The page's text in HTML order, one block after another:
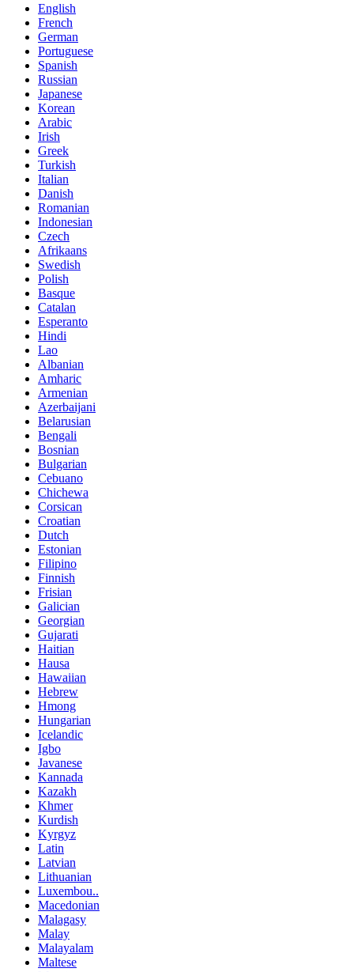
English
French
German
Portuguese
Spanish
Russian
Japanese
Korean
Arabic
Irish
Greek
Turkish
Italian
Danish
Romanian
Indonesian
Czech
Afrikaans
Swedish
Polish
Basque
Catalan
Esperanto
Hindi
Lao
Albanian
Amharic
Armenian
Azerbaijani
Belarusian
Bengali
Bosnian
Bulgarian
Cebuano
Chichewa
Corsican
Croatian
Dutch
Estonian
Filipino
Finnish
Frisian
Galician
Georgian
Gujarati
Haitian
Hausa
Hawaiian
Hebrew
Hmong
Hungarian
Icelandic
Igbo
Javanese
Kannada
Kazakh
Khmer
Kurdish
Kyrgyz
Latin
Latvian
Lithuanian
Luxembou..
Macedonian
Malagasy
Malay
Malayalam
Maltese